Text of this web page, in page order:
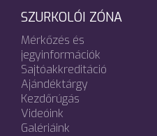
SZURKOLÓI ZÓNA
Mérkőzés és
jegyinformációk
Sajtóakkreditáció
Ajándéktárgy
Kezdőrúgás
Videóink
Galériáink